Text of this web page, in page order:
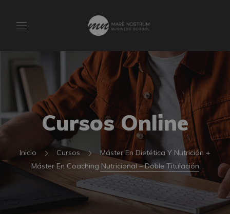
Cursos Online
Inicio Cursos
Máster En Dietética Y Nutrición +
Máster En Coaching Nutricional – Doble Titulación